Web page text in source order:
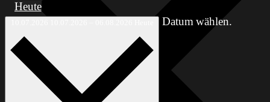
Heute
Datum wählen.